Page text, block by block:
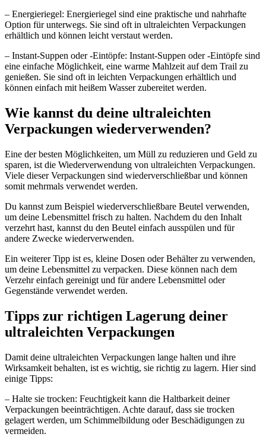
– Energieriegel: Energieriegel sind eine praktische und nahrhafte
Option für unterwegs. Sie sind oft in ultraleichten Verpackungen
erhältlich und können leicht verstaut werden.
– Instant-Suppen oder -Eintöpfe: Instant-Suppen oder -Eintöpfe sind
eine einfache Möglichkeit, eine warme Mahlzeit auf dem Trail zu
genießen. Sie sind oft in leichten Verpackungen erhältlich und
können einfach mit heißem Wasser zubereitet werden.
Wie kannst du deine ultraleichten
Verpackungen wiederverwenden?
Eine der besten Möglichkeiten, um Müll zu reduzieren und Geld zu
sparen, ist die Wiederverwendung von ultraleichten Verpackungen.
Viele dieser Verpackungen sind wiederverschließbar und können
somit mehrmals verwendet werden.
Du kannst zum Beispiel wiederverschließbare Beutel verwenden,
um deine Lebensmittel frisch zu halten. Nachdem du den Inhalt
verzehrt hast, kannst du den Beutel einfach ausspülen und für
andere Zwecke wiederverwenden.
Ein weiterer Tipp ist es, kleine Dosen oder Behälter zu verwenden,
um deine Lebensmittel zu verpacken. Diese können nach dem
Verzehr einfach gereinigt und für andere Lebensmittel oder
Gegenstände verwendet werden.
Tipps zur richtigen Lagerung deiner
ultraleichten Verpackungen
Damit deine ultraleichten Verpackungen lange halten und ihre
Wirksamkeit behalten, ist es wichtig, sie richtig zu lagern. Hier sind
einige Tipps:
– Halte sie trocken: Feuchtigkeit kann die Haltbarkeit deiner
Verpackungen beeinträchtigen. Achte darauf, dass sie trocken
gelagert werden, um Schimmelbildung oder Beschädigungen zu
vermeiden.